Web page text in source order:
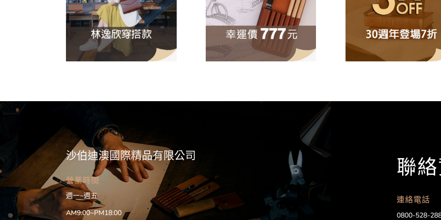
沙伯迪澳國際精品有限公司
營業時間
週一~週五
AM9:00~PM18:00
聯
連絡電話
0800-528-